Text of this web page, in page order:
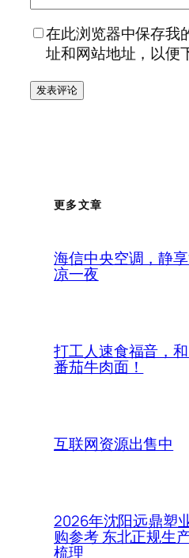
在此浏览器中保存我
址和网站地址，以便
更多文章
海信中央空调，静
凉一夜
打工人速食福音，
番茄牛肉面！
互联网资源出售中
2026年沈阳远鼎塑
购参考 东北正规生
梳理